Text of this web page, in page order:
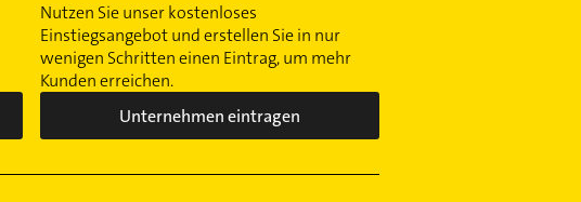
Nutzen Sie unser kostenloses
Einstiegsangebot und erstellen Sie in nur
wenigen Schritten einen Eintrag, um mehr
Kunden erreichen.
Unternehmen eintragen